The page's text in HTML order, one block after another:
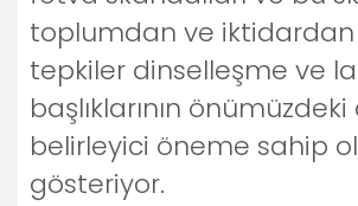
toplumdan ve
tepkiler dinselleşme ve
başlıklarının
belirleyici öneme sahip
gösteriyor.